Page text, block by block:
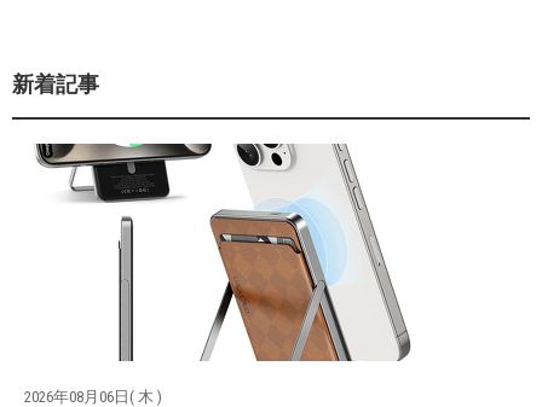
新着記事
2026年08月06日( 木 )